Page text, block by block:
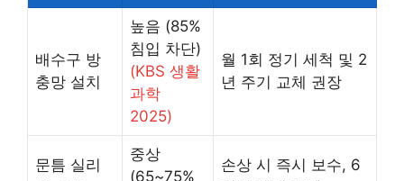
배수구 방
충망 설치
높음 (85%
침입 차단)
(KBS 생활
과학
2025)
월 1회 정기 세척 및 2
년 주기 교체 권장
문틈 실리
중상
(65~75%
손상 시 즉시 보수, 6